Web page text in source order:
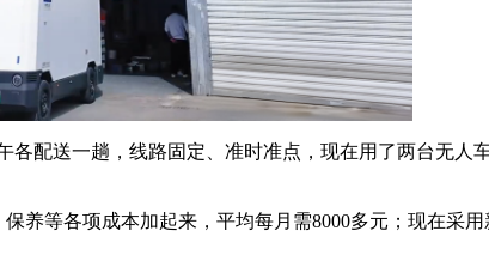
配送一趟，线路固定、准时准点，现在用了两台无人
等各项成本加起来，平均每月需8000多元；现在采